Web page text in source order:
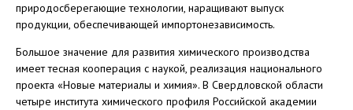
природосберегающие технологии, наращивают выпуск
продукции, обеспечивающей импортонезависимость.
Большое значение для развития химического производства
имеет тесная кооперация с наукой, реализация национального
проекта «Новые материалы и химия». В Свердловской области
четыре института химического профиля Российской академии